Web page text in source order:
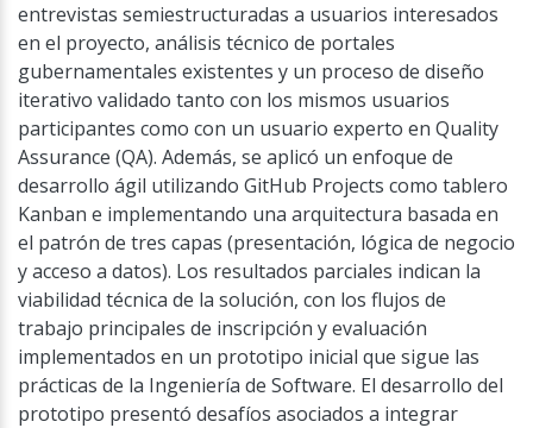
entrevistas semiestructuradas a usuarios interesados
en el proyecto, análisis técnico de portales
gubernamentales existentes y un proceso de diseño
iterativo validado tanto con los mismos usuarios
participantes como con un usuario experto en Quality
Assurance (QA). Además, se aplicó un enfoque de
desarrollo ágil utilizando GitHub Projects como tablero
Kanban e implementando una arquitectura basada en
el patrón de tres capas (presentación, lógica de negocio
y acceso a datos). Los resultados parciales indican la
viabilidad técnica de la solución, con los flujos de
trabajo principales de inscripción y evaluación
implementados en un prototipo inicial que sigue las
prácticas de la Ingeniería de Software. El desarrollo del
prototipo presentó desafíos asociados a integrar